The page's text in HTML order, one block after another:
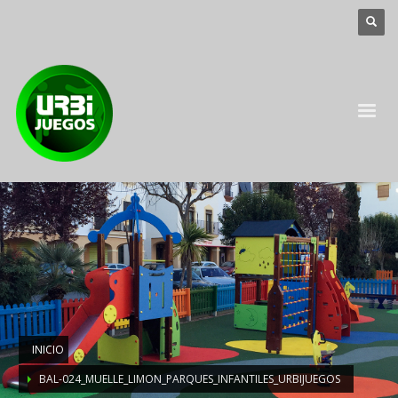
INICIO
BAL-024_MUELLE_LIMON_PARQUES_INFANTILES_URBIJUEGOS